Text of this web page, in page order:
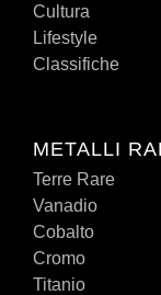
Cultura
Lifestyle
Classifiche
METALLI
Terre Rare
Vanadio
Cobalto
Cromo
Titanio